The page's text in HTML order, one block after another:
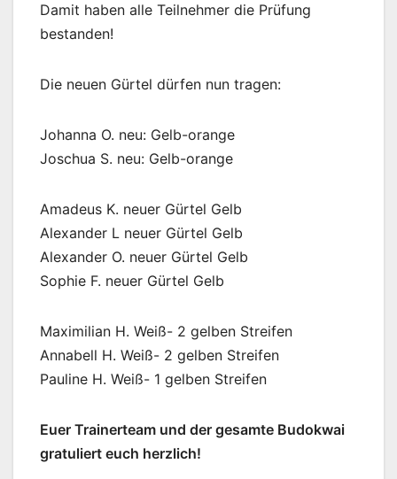
Damit haben alle Teilnehmer die Prüfung
bestanden!
Die neuen Gürtel dürfen nun tragen:
Johanna O. neu: Gelb-orange
Joschua S. neu: Gelb-orange
Amadeus K. neuer Gürtel Gelb
Alexander L neuer Gürtel Gelb
Alexander O. neuer Gürtel Gelb
Sophie F. neuer Gürtel Gelb
Maximilian H. Weiß- 2 gelben Streifen
Annabell H. Weiß- 2 gelben Streifen
Pauline H. Weiß- 1 gelben Streifen
Euer Trainerteam und der gesamte Budokwai
gratuliert euch herzlich!